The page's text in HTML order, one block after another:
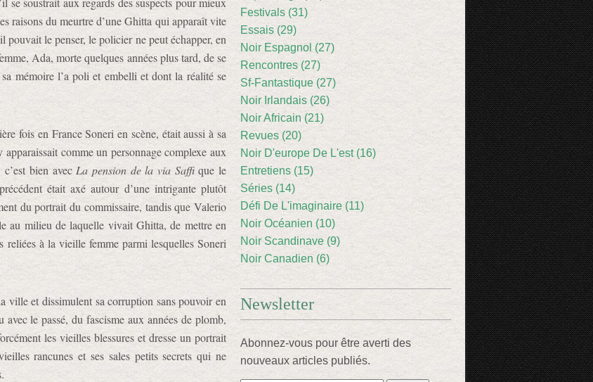
raisons du meurtre d’une Ghitta qui apparaît vite
pouvait le penser, le policier ne peut échapper, en
Ada, morte quelques années plus tard, de se
mémoire l’a poli et embelli et dont la réalité se
fois en France Soneri en scène, était aussi à sa
comme un personnage complexe aux
bien avec La pension de la via Saffique le
était axé autour d’une intrigante plutôt
du portrait du commissaire, tandis que Valerio
au milieu de laquelle vivait Ghitta, de mettre en
à la vieille femme parmi lesquelles Soneri
ville et dissimulent sa corruption sans pouvoir en
le passé, du fascisme aux années de plomb,
les vieilles blessures et dresse un portrait
rancunes et ses sales petits secrets qui ne
Festivals (31)
Essais (29)
Noir Espagnol (27)
Rencontres (27)
Sf-Fantastique (27)
Noir Irlandais (26)
Noir Africain (21)
Revues (20)
Noir D'europe De L'est (16)
Entretiens (15)
Séries (14)
Défi De L'imaginaire (11)
Noir Océanien (10)
Noir Scandinave (9)
Noir Canadien (6)
Newsletter
Abonnez-vous pour être averti des
nouveaux articles publiés.